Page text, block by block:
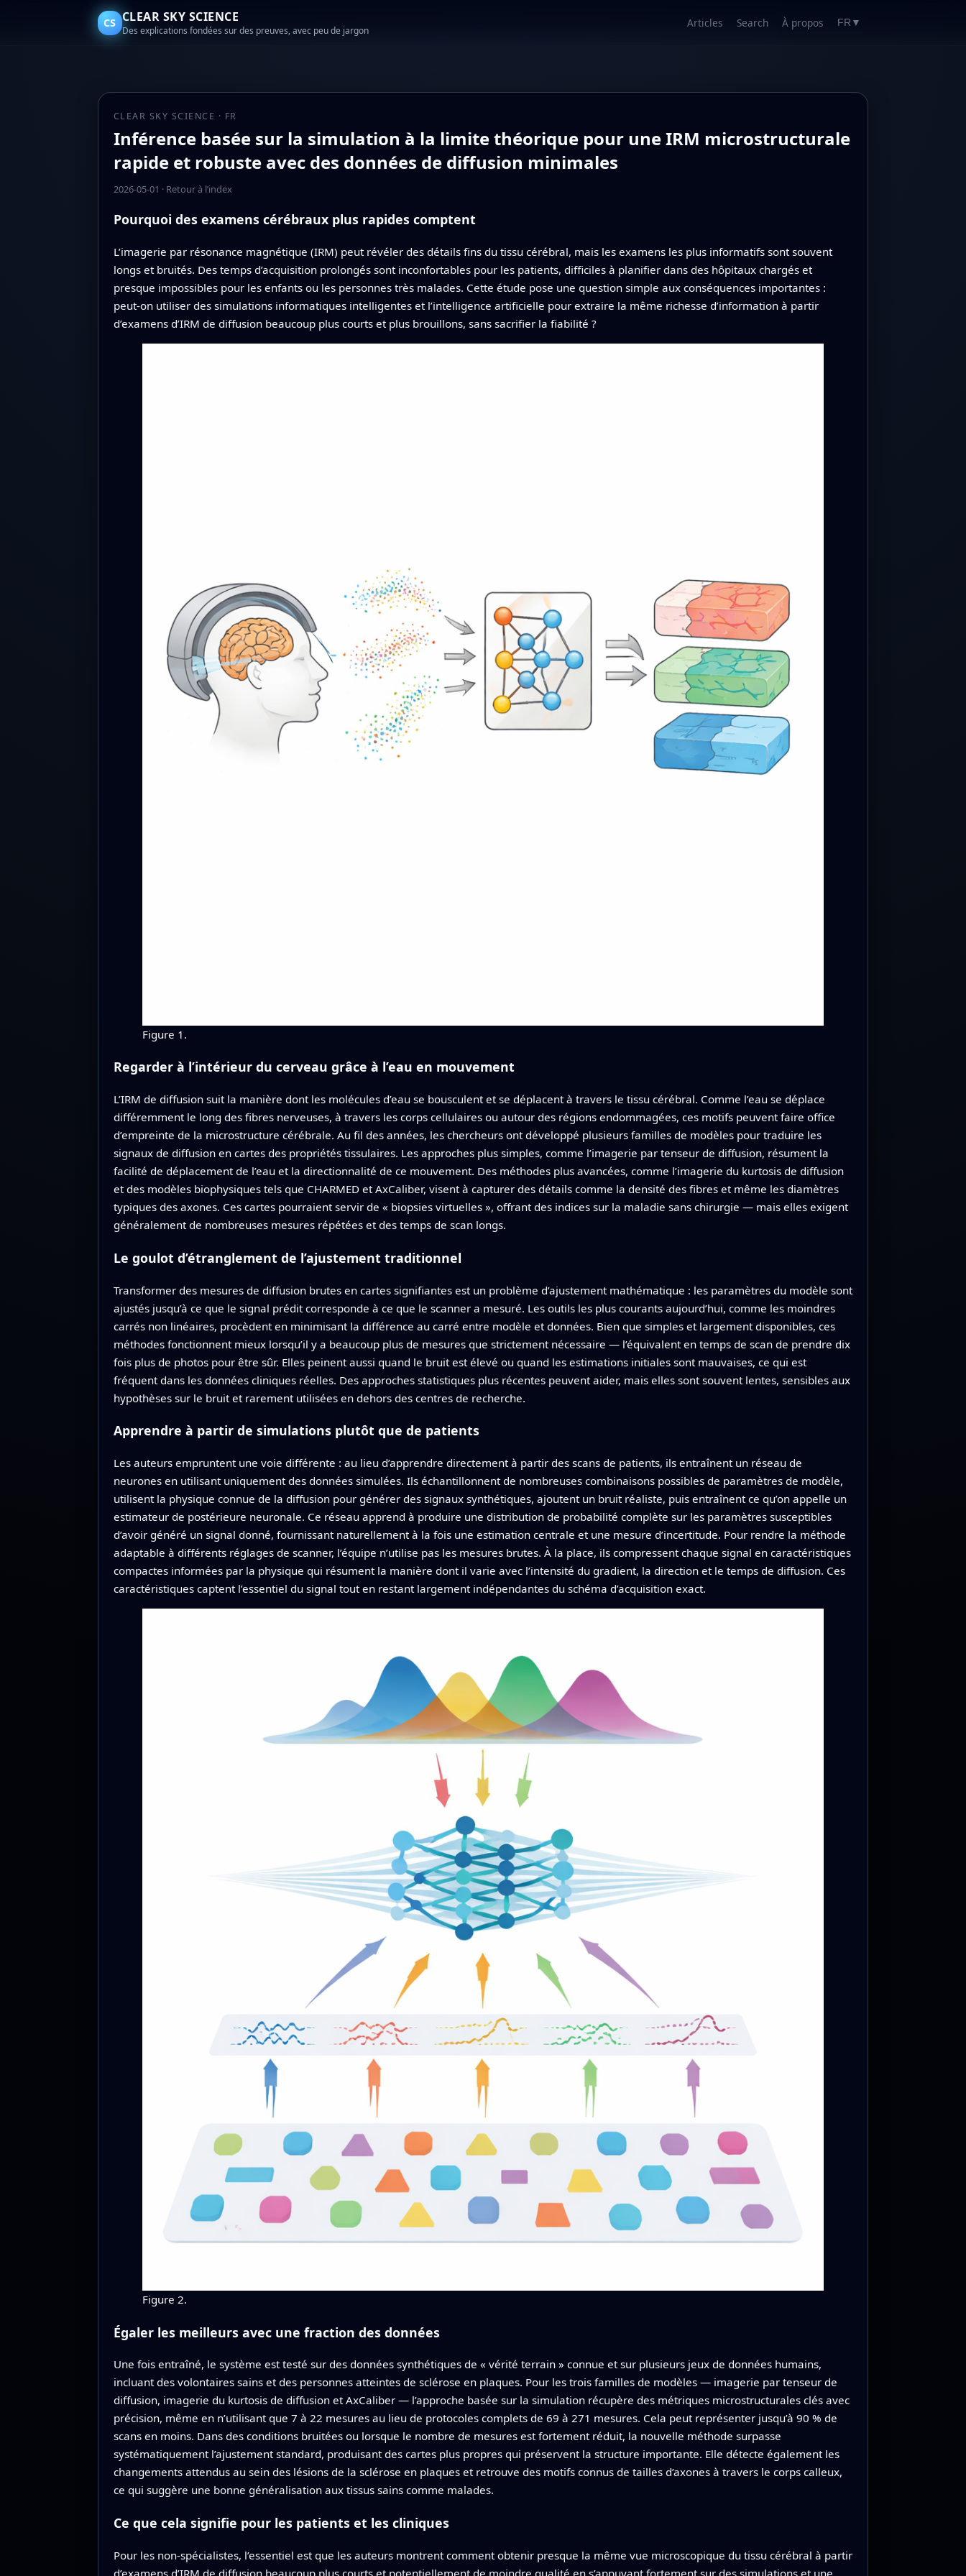
CS CLEAR SKY SCIENCE
Des explications fondées sur des preuves, avec peu de jargon
Articles Search À propos FR ▼
CLEAR SKY SCIENCE · FR
Inférence basée sur la simulation à la limite théorique pour une IRM microstructurale
rapide et robuste avec des données de diffusion minimales
2026-05-01 · Retour à l’index
Pourquoi des examens cérébraux plus rapides comptent
L’imagerie par résonance magnétique (IRM) peut révéler des détails fins du tissu cérébral, mais les examens les plus informatifs sont souvent
longs et bruités. Des temps d’acquisition prolongés sont inconfortables pour les patients, difficiles à planifier dans des hôpitaux chargés et
presque impossibles pour les enfants ou les personnes très malades. Cette étude pose une question simple aux conséquences importantes :
peut-on utiliser des simulations informatiques intelligentes et l’intelligence artificielle pour extraire la même richesse d’information à partir
d’examens d’IRM de diffusion beaucoup plus courts et plus brouillons, sans sacrifier la fiabilité ?
Figure 1.
Regarder à l’intérieur du cerveau grâce à l’eau en mouvement
L’IRM de diffusion suit la manière dont les molécules d’eau se bousculent et se déplacent à travers le tissu cérébral. Comme l’eau se déplace
différemment le long des fibres nerveuses, à travers les corps cellulaires ou autour des régions endommagées, ces motifs peuvent faire office
d’empreinte de la microstructure cérébrale. Au fil des années, les chercheurs ont développé plusieurs familles de modèles pour traduire les
signaux de diffusion en cartes des propriétés tissulaires. Les approches plus simples, comme l’imagerie par tenseur de diffusion, résument la
facilité de déplacement de l’eau et la directionnalité de ce mouvement. Des méthodes plus avancées, comme l’imagerie du kurtosis de diffusion
et des modèles biophysiques tels que CHARMED et AxCaliber, visent à capturer des détails comme la densité des fibres et même les diamètres
typiques des axones. Ces cartes pourraient servir de « biopsies virtuelles », offrant des indices sur la maladie sans chirurgie — mais elles exigent
généralement de nombreuses mesures répétées et des temps de scan longs.
Le goulot d’étranglement de l’ajustement traditionnel
Transformer des mesures de diffusion brutes en cartes signifiantes est un problème d’ajustement mathématique : les paramètres du modèle sont
ajustés jusqu’à ce que le signal prédit corresponde à ce que le scanner a mesuré. Les outils les plus courants aujourd’hui, comme les moindres
carrés non linéaires, procèdent en minimisant la différence au carré entre modèle et données. Bien que simples et largement disponibles, ces
méthodes fonctionnent mieux lorsqu’il y a beaucoup plus de mesures que strictement nécessaire — l’équivalent en temps de scan de prendre dix
fois plus de photos pour être sûr. Elles peinent aussi quand le bruit est élevé ou quand les estimations initiales sont mauvaises, ce qui est
fréquent dans les données cliniques réelles. Des approches statistiques plus récentes peuvent aider, mais elles sont souvent lentes, sensibles aux
hypothèses sur le bruit et rarement utilisées en dehors des centres de recherche.
Apprendre à partir de simulations plutôt que de patients
Les auteurs empruntent une voie différente : au lieu d’apprendre directement à partir des scans de patients, ils entraînent un réseau de
neurones en utilisant uniquement des données simulées. Ils échantillonnent de nombreuses combinaisons possibles de paramètres de modèle,
utilisent la physique connue de la diffusion pour générer des signaux synthétiques, ajoutent un bruit réaliste, puis entraînent ce qu’on appelle un
estimateur de postérieure neuronale. Ce réseau apprend à produire une distribution de probabilité complète sur les paramètres susceptibles
d’avoir généré un signal donné, fournissant naturellement à la fois une estimation centrale et une mesure d’incertitude. Pour rendre la méthode
adaptable à différents réglages de scanner, l’équipe n’utilise pas les mesures brutes. À la place, ils compressent chaque signal en caractéristiques
compactes informées par la physique qui résument la manière dont il varie avec l’intensité du gradient, la direction et le temps de diffusion. Ces
caractéristiques captent l’essentiel du signal tout en restant largement indépendantes du schéma d’acquisition exact.
Figure 2.
Égaler les meilleurs avec une fraction des données
Une fois entraîné, le système est testé sur des données synthétiques de « vérité terrain » connue et sur plusieurs jeux de données humains,
incluant des volontaires sains et des personnes atteintes de sclérose en plaques. Pour les trois familles de modèles — imagerie par tenseur de
diffusion, imagerie du kurtosis de diffusion et AxCaliber — l’approche basée sur la simulation récupère des métriques microstructurales clés avec
précision, même en n’utilisant que 7 à 22 mesures au lieu de protocoles complets de 69 à 271 mesures. Cela peut représenter jusqu’à 90 % de
scans en moins. Dans des conditions bruitées ou lorsque le nombre de mesures est fortement réduit, la nouvelle méthode surpasse
systématiquement l’ajustement standard, produisant des cartes plus propres qui préservent la structure importante. Elle détecte également les
changements attendus au sein des lésions de la sclérose en plaques et retrouve des motifs connus de tailles d’axones à travers le corps calleux,
ce qui suggère une bonne généralisation aux tissus sains comme malades.
Ce que cela signifie pour les patients et les cliniques
Pour les non-spécialistes, l’essentiel est que les auteurs montrent comment obtenir presque la même vue microscopique du tissu cérébral à partir
d’examens d’IRM de diffusion beaucoup plus courts et potentiellement de moindre qualité en s’appuyant fortement sur des simulations et une